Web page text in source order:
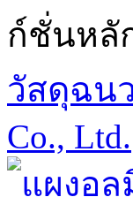
ก์ชั่นหลั
วัสดุฉน
Co., Ltd.